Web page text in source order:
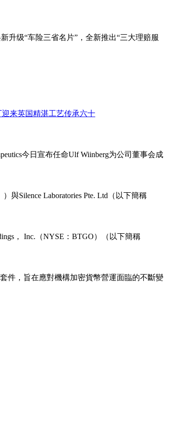
升级“车险三省名片”，全新推出“三大理赔服
今日宣布任命Ulf Wiinberg为公司董事会成
Silence Laboratories Pte. Ltd（以下簡稱
， Inc.（NYSE：BTGO）（以下簡稱
件，旨在應對機構加密貨幣營運面臨的不斷變